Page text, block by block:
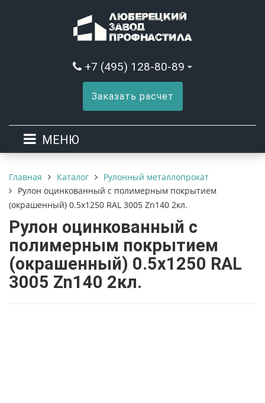
+7 (495) 128-80-89
Заказать расчет
МЕНЮ
Главная Каталог
Рулонный металлопрокат
Рулон оцинкованный с полимерным покрытием
(окрашенный) 0.5x1250 RAL 3005 Zn140 2кл.
Рулон оцинкованный с
полимерным покрытием
(окрашенный) 0.5x1250 RAL
3005 Zn140 2кл.